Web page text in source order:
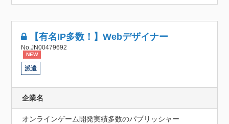
【有名IP多数！】Webデザイナー
No.JN00479692
NEW
派遣
企業名
オンラインゲーム開発実績多数のパブリッシャー